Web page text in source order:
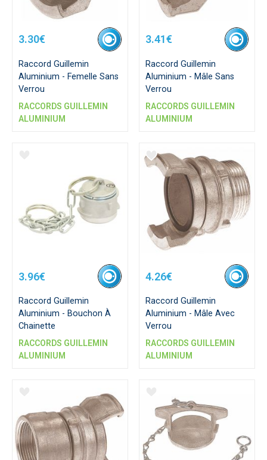
3.30€
Raccord Guillemin
Aluminium - Femelle Sans
Verrou
RACCORDS GUILLEMIN
ALUMINIUM
3.41€
Raccord Guillemin
Aluminium - Mâle Sans
Verrou
RACCORDS GUILLEMIN
ALUMINIUM
3.96€
Raccord Guillemin
Aluminium - Bouchon À
Chainette
RACCORDS GUILLEMIN
ALUMINIUM
4.26€
Raccord Guillemin
Aluminium - Mâle Avec
Verrou
RACCORDS GUILLEMIN
ALUMINIUM